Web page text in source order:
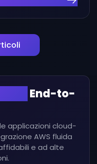
End-to-
applicazioni cloud-
AWS fluida
e ad alte